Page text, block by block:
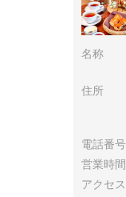
名称
住所
電話番号
営業時間
アクセス